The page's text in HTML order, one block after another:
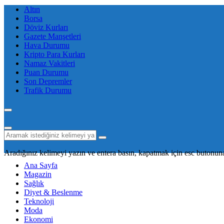
Altın
Borsa
Döviz Kurları
Gazete Manşetleri
Hava Durumu
Kripto Para Kurları
Namaz Vakitleri
Puan Durumu
Son Depremler
Trafik Durumu
Aradığınız kelimeyi yazın ve entera basın, kapatmak için esc
Ana Sayfa
Magazin
Sağlık
Diyet & Beslenme
Teknoloji
Moda
Ekonomi